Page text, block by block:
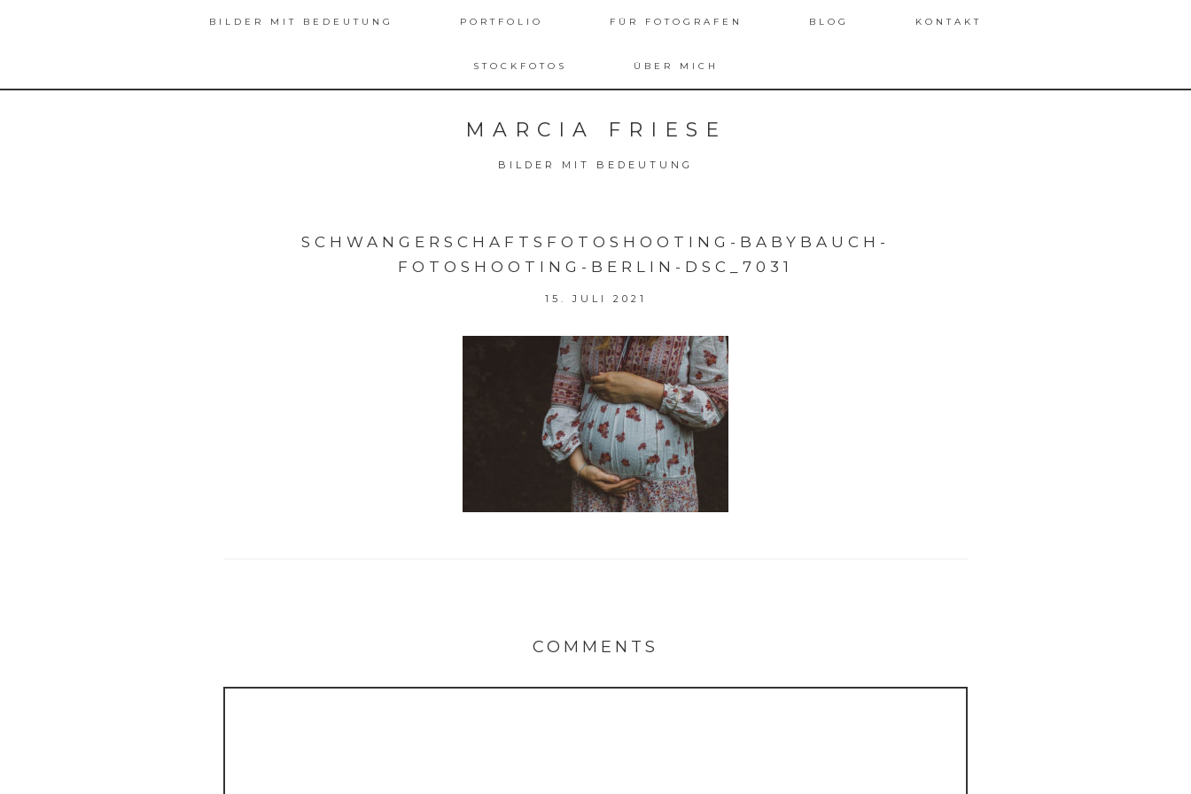
BILDER MIT BEDEUTUNG PORTFOLIO FÜR FOTOGRAFEN BLOG KONTAKT
STOCKFOTOS ÜBER MICH
MARCIA FRIESE
BILDER MIT BEDEUTUNG
SCHWANGERSCHAFTSFOTOSHOOTING-BABYBAUCH-
FOTOSHOOTING-BERLIN-DSC_7031
15. JULI 2021
COMMENTS